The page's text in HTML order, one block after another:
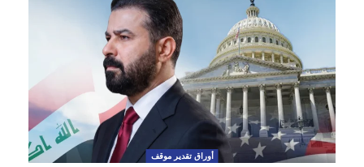
أوراق تقدير موقف